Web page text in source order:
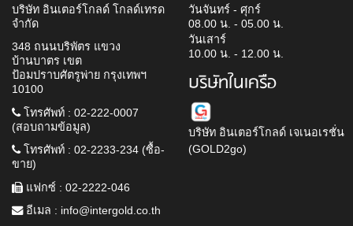
บริษัท อินเตอร์โกลด์ โกลด์เทรด
จำกัด
348 ถนนบริพัตร แขวง
บ้านบาตร เขต
ป้อมปราบศัตรูพ่าย กรุงเทพฯ
10100
โทรศัพท์ : 02-222-0007
(สอบถามข้อมูล)
โทรศัพท์ : 02-2233-234 (ซื้อ-
ขาย)
แฟกซ์ : 02-2222-046
อีเมล : info@intergold.co.th
วันจันทร์ - ศุกร์
08.00 น. - 05.00 น.
วันเสาร์
10.00 น. - 12.00 น.
บริษัทในเครือ
บริษัท อินเตอร์โกลด์ เจเนอเรชั่น
(GOLD2go)